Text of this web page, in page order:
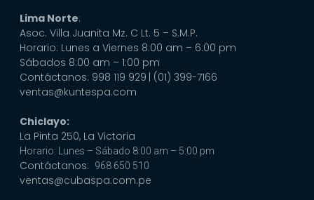
Lima Norte:
Asoc. Villa Juanita Mz. C Lt. 5 – S.M.P.
Horario: Lunes a Viernes 8:00 am – 6:00 pm
Sábados 8:00 am – 1:00 pm
Contáctanos: 998 119 929 | (01) 399-7166
ventas@kuntespa.com
Chiclayo:
La Pinta 250, La Victoria
Horario: Lunes – Sábado 8:00 am – 5:00 pm
Contáctanos: 968 650 510
ventas@cubaspa.com.pe